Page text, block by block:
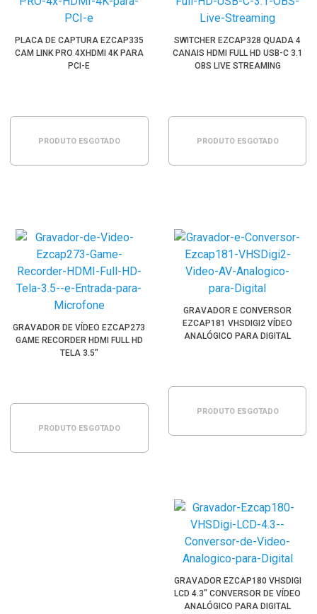
PLACA DE CAPTURA EZCAP335
CAM LINK PRO 4XHDMI 4K PARA
PCI-E
PRODUTO ESGOTADO
SWITCHER EZCAP328 QUADA 4
CANAIS HDMI FULL HD USB-C 3.1
OBS LIVE STREAMING
PRODUTO ESGOTADO
GRAVADOR DE VÍDEO EZCAP273
GAME RECORDER HDMI FULL HD
TELA 3.5"
PRODUTO ESGOTADO
GRAVADOR E CONVERSOR
EZCAP181 VHSDIGI2 VÍDEO
ANALÓGICO PARA DIGITAL
PRODUTO ESGOTADO
GRAVADOR EZCAP180 VHSDIGI
LCD 4.3" CONVERSOR DE VÍDEO
ANALÓGICO PARA DIGITAL